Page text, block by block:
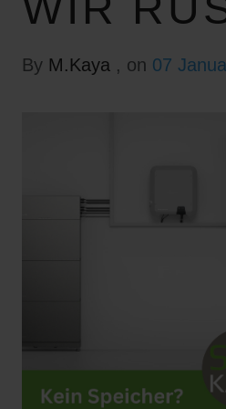
By M.Kaya , on 07